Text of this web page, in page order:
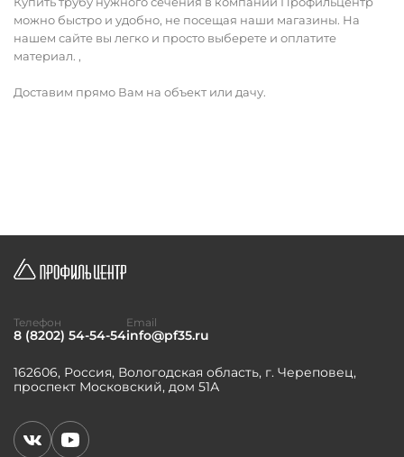
можно быстро и удобно, не посещая наши магазины. На
нашем сайте вы легко и просто выберете и оплатите
материал. ,
Доставим прямо Вам на объект или дачу.
162606, Россия, Вологодская область, г. Череповец,
проспект Московский, дом 51А
Телефон
8 (8202) 54-54-54
Email
info@pf35.ru